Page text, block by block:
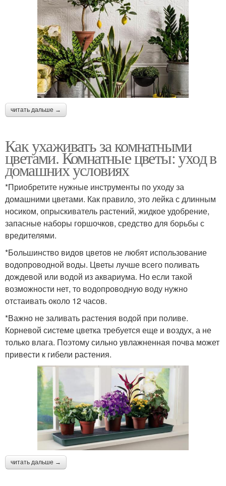
читать дальше →
Как ухаживать за комнатными
цветами. Комнатные цветы: уход в
домашних условиях
*Приобретите нужные инструменты по уходу за
домашними цветами. Как правило, это лейка с длинным
носиком, опрыскиватель растений, жидкое удобрение,
запасные наборы горшочков, средство для борьбы с
вредителями.
*Большинство видов цветов не любят использование
водопроводной воды. Цветы лучше всего поливать
дождевой или водой из аквариума. Но если такой
возможности нет, то водопроводную воду нужно
отстаивать около 12 часов.
*Важно не заливать растения водой при поливе.
Корневой системе цветка требуется еще и воздух, а не
только влага. Поэтому сильно увлажненная почва может
привести к гибели растения.
читать дальше →